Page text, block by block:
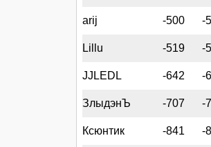
arij -500 -
Lillu -519 -
JJLEDL -642 -
ЗлыдэнЪ -707 -
Ксюнтик -841 -